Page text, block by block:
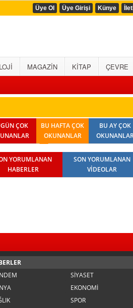
Üye Ol Üye Girişi Künye
MAGAZİN KİTAP
ÇEVRE
ÇOK
BU HAFTA ÇOK
OKUNANLAR
BU AY ÇOK
YORUMLANAN
HABERLER
SON YORUMLANAN
VİDEOLAR
SİYASET
EKONOMİ
SPOR